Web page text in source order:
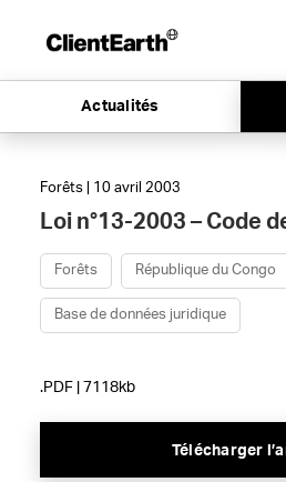
Actualités
Forêts | 10 avril 2003
Loi n°13-2003 – Code
Forêts République du Congo
Base de données juridique
.PDF | 7118kb
Télécharger